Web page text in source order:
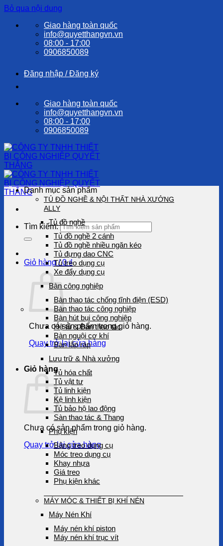
Bỏ qua nội dung
Giao hàng toàn quốc
info@quyetthangvn.vn
08:00 - 17:00
0906850089
Đăng nhập / Đăng ký
Giao hàng toàn quốc
info@quyetthangvn.vn
08:00 - 17:00
0906850089
Tìm kiếm:
Giỏ hàng /0₫
Chưa có sản phẩm trong giỏ hàng.
Quay trở lại cửa hàng
Giỏ hàng
Chưa có sản phẩm trong giỏ hàng.
Quay trở lại cửa hàng
Danh mục sản phẩm
TỦ ĐỒ NGHỀ & NỘI THẤT NHÀ XƯỞNG
ALLY
Tủ đồ nghề
Tủ đồ nghề 2 cánh
Tủ đồ nghề nhiều ngăn kéo
Tủ đựng dao CNC
Tủ treo dụng cụ
Xe đẩy dụng cụ
Bàn công nghiệp
Bàn thao tác chống tĩnh điện (ESD)
Bàn thao tác công nghiệp
Bàn hút bụi công nghiệp
Hệ tủ & Bàn thao tác
Bàn nguội cơ khí
Bàn lắp ráp
Lưu trữ & Nhà xưởng
Tủ hóa chất
Tủ vật tư
Tủ linh kiện
Kệ linh kiện
Tủ bảo hộ lao động
Sàn thao tác & Thang
Phụ kiện
Bảng treo dụng cụ
Móc treo dụng cụ
Khay nhựa
Giá treo
Phụ kiện khác
MÁY MÓC & THIẾT BỊ KHÍ NÉN
Máy Nén Khí
Máy nén khí piston
Máy nén khí trục vít